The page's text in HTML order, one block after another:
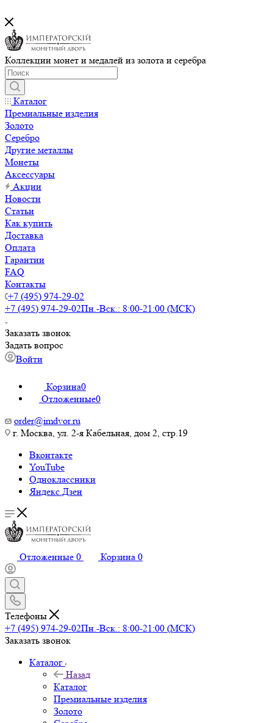
Коллекции монет и медалей из золота и серебра
Каталог
Премиальные изделия
Золото
Серебро
Другие металлы
Монеты
Аксессуары
Акции
Новости
Статьи
Как купить
Доставка
Оплата
Гарантии
FAQ
Контакты
+7 (495) 974-29-02
+7 (495) 974-29-02Пн.-Вск.: 8:00-21:00 (МСК)
Заказать звонок
Задать вопрос
Войти
Корзина0
Отложенные0
order@imdvor.ru
г. Москва, ул. 2-я Кабельная, дом 2, стр.19
Вконтакте
YouTube
Одноклассники
Яндекс.Дзен
Отложенные 0 Корзина 0
Телефоны
+7 (495) 974-29-02Пн.-Вск.: 8:00-21:00 (МСК)
Заказать звонок
Каталог
Назад
Каталог
Премиальные изделия
Золото